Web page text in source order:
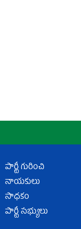
పార్టీ గురించి
నాయకులు
సాధకం
పార్టీ సభ్యులు